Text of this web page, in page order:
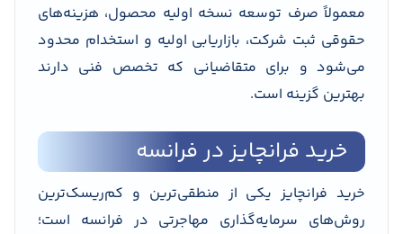
معمولاً صرف توسعه نسخه اولیه محصول، هزینه‌های
حقوقی ثبت شرکت، بازاریابی اولیه و استخدام محدود
می‌شود و برای متقاضیانی که تخصص فنی دارند
بهترین گزینه است.
خرید فرانچایز در فرانسه
خرید فرانچایز یکی از منطقی‌ترین و کم‌ریسک‌ترین
روش‌های سرمایه‌گذاری مهاجرتی در فرانسه است؛